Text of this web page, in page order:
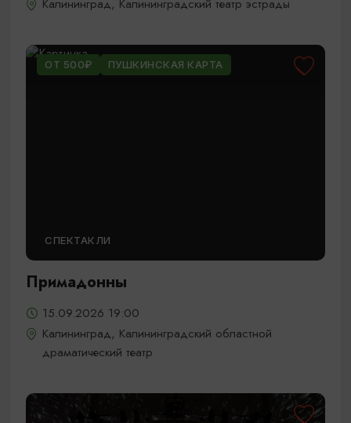
Калининград, Калининградский театр эстрады
ОТ 500₽ ПУШКИНСКАЯ КАРТА
СПЕКТАКЛИ
Примадонны
15.09.2026 19:00
Калининград, Калининградский областной
драматический театр